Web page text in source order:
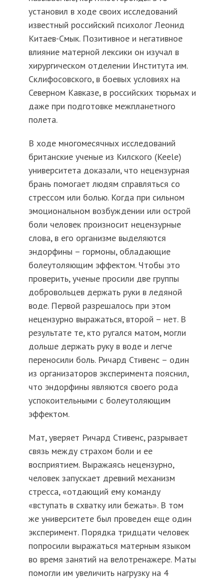
установил в ходе своих исследований
известный российский психолог Леонид
Китаев-Смык. Позитивное и негативное
влияние матерной лексики он изучал в
хирургическом отделении Института им.
Склифосовского, в боевых условиях на
Северном Кавказе, в российских тюрьмах и
даже при подготовке межпланетного
полета.
В ходе многомесячных исследований
британские ученые из Килского (Keele)
университета доказали, что нецензурная
брань помогает людям справляться со
стрессом или болью. Когда при сильном
эмоциональном возбуждении или острой
боли человек произносит нецензурные
слова, в его организме выделяются
эндорфины – гормоны, обладающие
болеутоляющим эффектом. Чтобы это
проверить, ученые просили две группы
добровольцев держать руки в ледяной
воде. Первой разрешалось при этом
нецензурно выражаться, второй – нет. В
результате те, кто ругался матом, могли
дольше держать руку в воде и легче
переносили боль. Ричард Стивенс – один
из организаторов эксперимента пояснил,
что эндорфины являются своего рода
успокоительными с болеутоляющим
эффектом.
Мат, уверяет Ричард Стивенс, разрывает
связь между страхом боли и ее
восприятием. Выражаясь нецензурно,
человек запускает древний механизм
стресса, «отдающий ему команду
«вступать в схватку или бежать». В том
же университете был проведен еще один
эксперимент. Порядка тридцати человек
попросили выражаться матерным языком
во время занятий на велотренажере. Маты
помогли им увеличить нагрузку на 4